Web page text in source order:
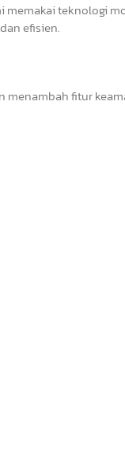
teknologi
efisien.
fitur